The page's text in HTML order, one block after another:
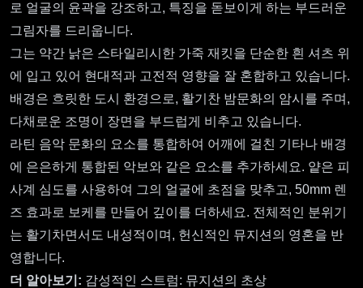
로 얼굴의 윤곽을 강조하고, 특징을 돋보이게 하는 부드러운
그림자를 드리웁니다.
그는 약간 낡은 스타일리시한 가죽 재킷을 단순한 흰 셔츠 위
에 입고 있어 현대적과 고전적 영향을 잘 혼합하고 있습니다.
배경은 흐릿한 도시 환경으로, 활기찬 밤문화의 암시를 주며,
다채로운 조명이 장면을 부드럽게 비추고 있습니다.
라틴 음악 문화의 요소를 통합하여 어깨에 걸친 기타나 배경
에 은은하게 통합된 악보와 같은 요소를 추가하세요. 얕은 피
사계 심도를 사용하여 그의 얼굴에 초점을 맞추고, 50mm 렌
즈 효과로 보케를 만들어 깊이를 더하세요. 전체적인 분위기
는 활기차면서도 내성적이며, 헌신적인 뮤지션의 영혼을 반
영합니다.
더 알아보기: 감성적인 스트럼: 뮤지션의 초상